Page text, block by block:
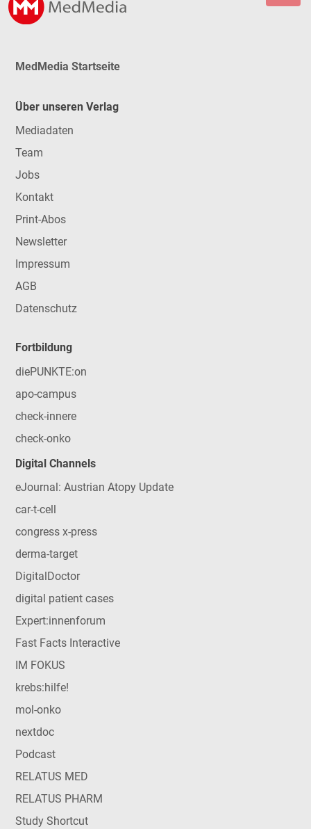
MedMedia Startseite
Über unseren Verlag
Mediadaten
Team
Jobs
Kontakt
Print-Abos
Newsletter
Impressum
AGB
Datenschutz
Fortbildung
diePUNKTE:on
apo-campus
check-innere
check-onko
Digital Channels
eJournal: Austrian Atopy Update
car-t-cell
congress x-press
derma-target
DigitalDoctor
digital patient cases
Expert:innenforum
Fast Facts Interactive
IM FOKUS
krebs:hilfe!
mol-onko
nextdoc
Podcast
RELATUS MED
RELATUS PHARM
Study Shortcut